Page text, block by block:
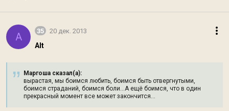
A 35 20 дек. 2013
Alt
Маргоша сказал(а):
вырастая, мы боимся любить, боимся быть отвергнутыми,
боимся страданий, боимся боли…А ещё боимся, что в один
прекрасный момент все может закончится…